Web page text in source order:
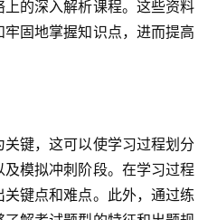
的深入解析课程。这些资料
固地掌握知识点，进而提高
键，这可以使学习过程划分
模拟冲刺阶段。在学习过程
键点和难点。此外，通过练